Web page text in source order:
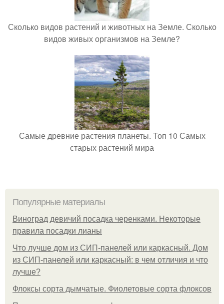
Сколько видов растений и животных на Земле. Сколько
видов живых организмов на Земле?
Самые древние растения планеты. Топ 10 Самых
старых растений мира
Популярные материалы
Виноград девичий посадка черенками. Некоторые
правила посадки лианы
Что лучше дом из СИП-панелей или каркасный. Дом
из СИП-панелей или каркасный: в чем отличия и что
лучше?
Флоксы сорта дымчатые. Фиолетовые сорта флоксов